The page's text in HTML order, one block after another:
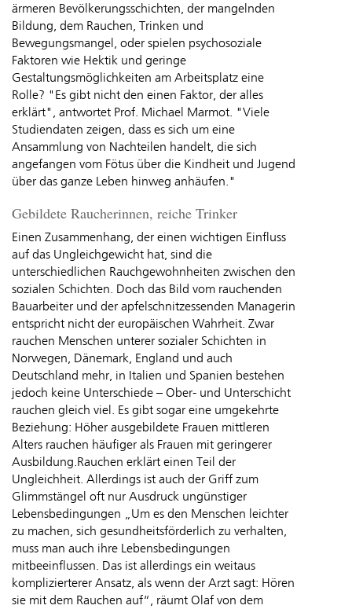
ärmeren Bevölkerungsschichten, der mangelnden
Bildung, dem Rauchen, Trinken und
Bewegungsmangel, oder spielen psychosoziale
Faktoren wie Hektik und geringe
Gestaltungsmöglichkeiten am Arbeitsplatz eine
Rolle? "Es gibt nicht den einen Faktor, der alles
erklärt", antwortet Prof. Michael Marmot. "Viele
Studiendaten zeigen, dass es sich um eine
Ansammlung von Nachteilen handelt, die sich
angefangen vom Fötus über die Kindheit und Jugend
über das ganze Leben hinweg anhäufen."
Gebildete Raucherinnen, reiche Trinker
Einen Zusammenhang, der einen wichtigen Einfluss
auf das Ungleichgewicht hat, sind die
unterschiedlichen Rauchgewohnheiten zwischen den
sozialen Schichten. Doch das Bild vom rauchenden
Bauarbeiter und der apfelschnitzessenden Managerin
entspricht nicht der europäischen Wahrheit. Zwar
rauchen Menschen unterer sozialer Schichten in
Norwegen, Dänemark, England und auch
Deutschland mehr, in Italien und Spanien bestehen
jedoch keine Unterschiede – Ober- und Unterschicht
rauchen gleich viel. Es gibt sogar eine umgekehrte
Beziehung: Höher ausgebildete Frauen mittleren
Alters rauchen häufiger als Frauen mit geringerer
Ausbildung.Rauchen erklärt einen Teil der
Ungleichheit. Allerdings ist auch der Griff zum
Glimmstängel oft nur Ausdruck ungünstiger
Lebensbedingungen „Um es den Menschen leichter
zu machen, sich gesundheitsförderlich zu verhalten,
muss man auch ihre Lebensbedingungen
mitbeeinflussen. Das ist allerdings ein weitaus
komplizierterer Ansatz, als wenn der Arzt sagt: Hören
sie mit dem Rauchen auf“, räumt Olaf von dem